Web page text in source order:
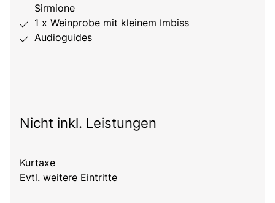
Sirmione
1 x Weinprobe mit kleinem Imbiss
Audioguides
Nicht inkl. Leistungen
Kurtaxe
Evtl. weitere Eintritte